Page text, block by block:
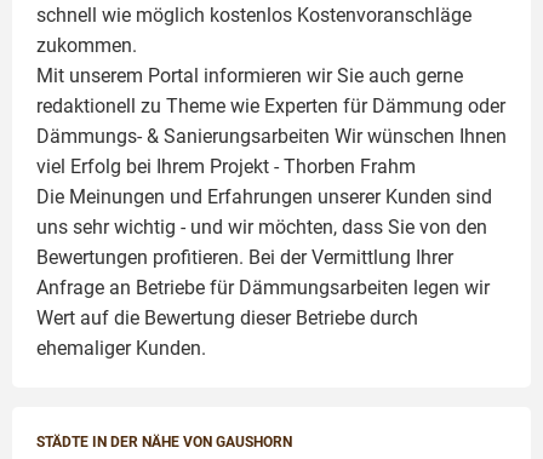
schnell wie möglich kostenlos Kostenvoranschläge
zukommen.
Mit unserem Portal informieren wir Sie auch gerne
redaktionell zu Theme wie Experten für Dämmung oder
Dämmungs- & Sanierungsarbeiten Wir wünschen Ihnen
viel Erfolg bei Ihrem Projekt - Thorben Frahm
Die Meinungen und Erfahrungen unserer Kunden sind
uns sehr wichtig - und wir möchten, dass Sie von den
Bewertungen profitieren. Bei der Vermittlung Ihrer
Anfrage an Betriebe für Dämmungsarbeiten legen wir
Wert auf die Bewertung dieser Betriebe durch
ehemaliger Kunden.
STÄDTE IN DER NÄHE VON GAUSHORN